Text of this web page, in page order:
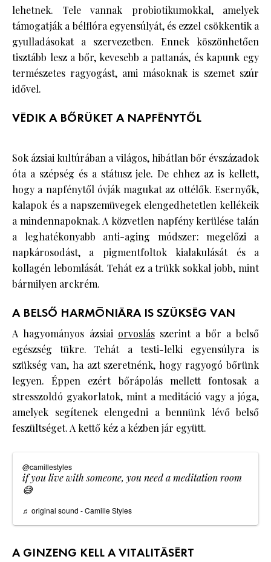
lehetnek. Tele vannak probiotikumokkal, amelyek
támogatják a bélflóra egyensúlyát, és ezzel csökkentik a
gyulladásokat a szervezetben. Ennek köszönhetően
tisztább lesz a bőr, kevesebb a pattanás, és kapunk egy
természetes ragyogást, ami másoknak is szemet szúr
idővel.
VÉDIK A BŐRÜKET A NAPFÉNYTŐL
Sok ázsiai kultúrában a világos, hibátlan bőr évszázadok
óta a szépség és a státusz jele. De ehhez az is kellett,
hogy a napfénytől óvják magukat az ottélők. Esernyők,
kalapok és a napszemüvegek elengedhetetlen kellékeik
a mindennapoknak. A közvetlen napfény kerülése talán
a leghatékonyabb anti-aging módszer: megelőzi a
napkárosodást, a pigmentfoltok kialakulását és a
kollagén lebomlását. Tehát ez a trükk sokkal jobb, mint
bármilyen arckrém.
A BELSŐ HARMÓNIÁRA IS SZÜKSÉG VAN
A hagyományos ázsiai orvoslásszerint a bőr a belső
egészség tükre. Tehát a testi-lelki egyensúlyra is
szükség van, ha azt szeretnénk, hogy ragyogó bőrünk
legyen. Éppen ezért bőrápolás mellett fontosak a
stresszoldó gyakorlatok, mint a meditáció vagy a jóga,
amelyek segítenek elengedni a bennünk lévő belső
feszültséget. A kettő kéz a kézben jár együtt.
@camillestyles
if you live with someone, you need a meditation room
😅
♬ original sound - Camille Styles
A GINZENG KELL A VITALITÁSÉRT